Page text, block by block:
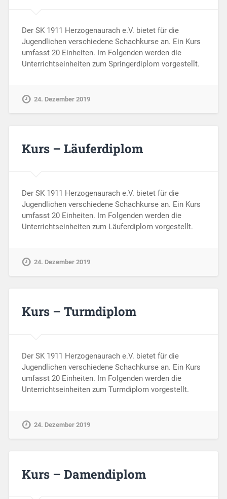
Der SK 1911 Herzogenaurach e.V. bietet für die
Jugendlichen verschiedene Schachkurse an. Ein Kurs
umfasst 20 Einheiten. Im Folgenden werden die
Unterrichtseinheiten zum Springerdiplom vorgestellt.
24. Dezember 2019
Kurs – Läuferdiplom
Der SK 1911 Herzogenaurach e.V. bietet für die
Jugendlichen verschiedene Schachkurse an. Ein Kurs
umfasst 20 Einheiten. Im Folgenden werden die
Unterrichtseinheiten zum Läuferdiplom vorgestellt.
24. Dezember 2019
Kurs – Turmdiplom
Der SK 1911 Herzogenaurach e.V. bietet für die
Jugendlichen verschiedene Schachkurse an. Ein Kurs
umfasst 20 Einheiten. Im Folgenden werden die
Unterrichtseinheiten zum Turmdiplom vorgestellt.
24. Dezember 2019
Kurs – Damendiplom